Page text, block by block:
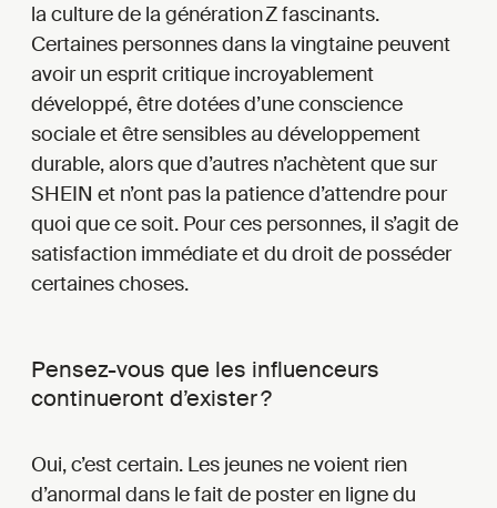
la culture de la génération Z fascinants.
Certaines personnes dans la vingtaine peuvent
avoir un esprit critique incroyablement
développé, être dotées d’une conscience
sociale et être sensibles au développement
durable, alors que d’autres n’achètent que sur
SHEIN et n’ont pas la patience d’attendre pour
quoi que ce soit. Pour ces personnes, il s’agit de
satisfaction immédiate et du droit de posséder
certaines choses.
Pensez-vous que les influenceurs
continueront d’exister ?
Oui, c’est certain. Les jeunes ne voient rien
d’anormal dans le fait de poster en ligne du